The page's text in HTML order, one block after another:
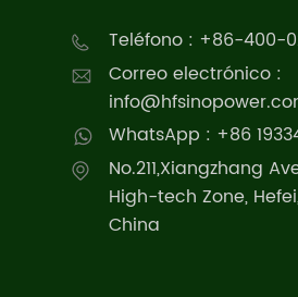
Teléfono : +86-400-
Correo electrónico :
WhatsApp : +86
No.211,Xiangzhang
High-tech Zone,
China